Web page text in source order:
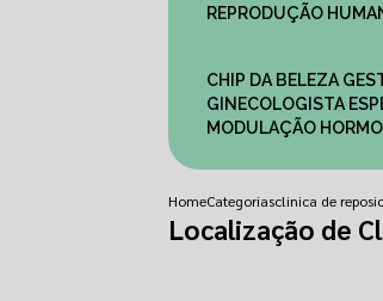
REPRODUÇÃO
CHIP DA BELEZA
GINECOLOGISTA
MODULAÇÃO
HomeCategoriasclinica de
Localização de